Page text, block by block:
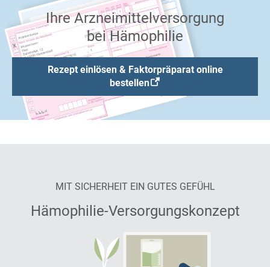
Ihre Arzneimittelversorgung
bei Hämophilie
Rezept einlösen & Faktorpräparat online
bestellen
MIT SICHERHEIT EIN GUTES GEFÜHL
Hämophilie-Versorgungskonzept